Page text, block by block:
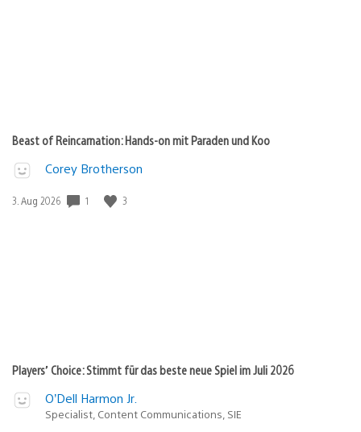
Beast of Reincarnation: Hands-on mit Paraden und Koo
Corey Brotherson
Veröffentlichungsdatum:
3. Aug 2026 1 3
Players’ Choice: Stimmt für das beste neue Spiel im Juli 2026
O’Dell Harmon Jr.
Specialist, Content Communications, SIE